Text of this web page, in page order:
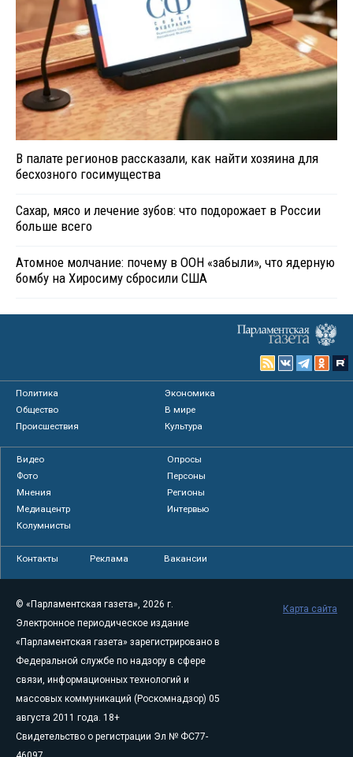
В палате регионов рассказали, как найти хозяина для
бесхозного госимущества
Сахар, мясо и лечение зубов: что подорожает в России
больше всего
Атомное молчание: почему в ООН «забыли», что ядерную
бомбу на Хиросиму сбросили США
Политика
Экономика
Общество
В мире
Происшествия
Культура
Видео
Опросы
Фото
Персоны
Мнения
Регионы
Медиацентр
Интервью
Колумнисты
Контакты Реклама Вакансии
© «Парламентская газета», 2026 г.
Электронное периодическое издание
«Парламентская газета» зарегистрировано в
Федеральной службе по надзору в сфере
связи, информационных технологий и
массовых коммуникаций (Роскомнадзор) 05
августа 2011 года. 18+
Свидетельство о регистрации Эл № ФС77-
Карта сайта